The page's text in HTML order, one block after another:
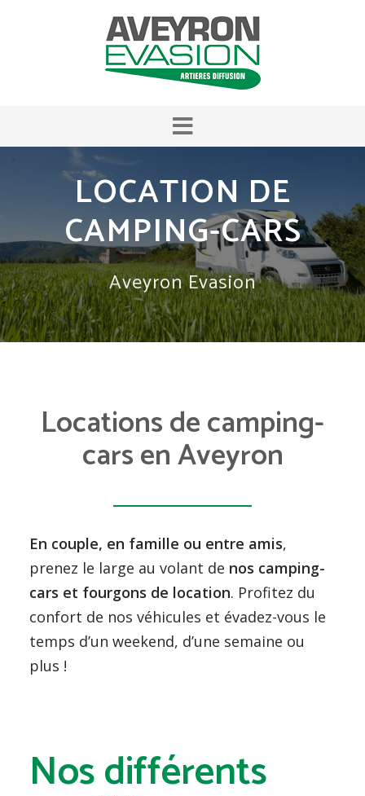
LOCATION DE
CAMPING-CARS
Aveyron Evasion
Locations de camping-
cars en Aveyron
En couple, en famille ou entre amis,
prenez le large au volant de nos camping-
cars et fourgons de location. Profitez du
confort de nos véhicules et évadez-vous le
temps d’un weekend, d’une semaine ou
plus !
Nos différents